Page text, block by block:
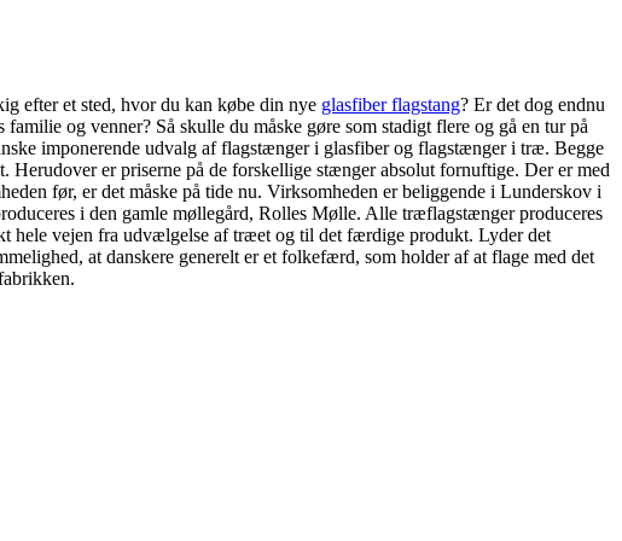
efter et sted, hvor du kan købe din nye glasfiber flagstang? Er det dog endnu
og venner? Så skulle du måske gøre som stadigt flere og gå en tur på
imponerende udvalg af flagstænger i glasfiber og flagstænger i træ. Begge
er priserne på de forskellige stænger absolut fornuftige. Der er med
før, er det måske på tide nu. Virksomheden er beliggende i Lunderskov i
i den gamle møllegård, Rolles Mølle. Alle træflagstænger produceres
hele vejen fra udvælgelse af træet og til det færdige produkt. Lyder det
at danskere generelt er et folkefærd, som holder af at flage med det